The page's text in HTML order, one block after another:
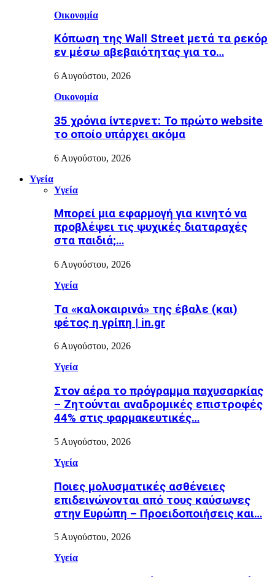
Οικονομία
Κόπωση της Wall Street μετά τα ρεκόρ
εν μέσω αβεβαιότητας για το…
6 Αυγούστου, 2026
Οικονομία
35 χρόνια ίντερνετ: Το πρώτο website
το οποίο υπάρχει ακόμα
6 Αυγούστου, 2026
Υγεία
Υγεία
Μπορεί μια εφαρμογή για κινητό να
προβλέψει τις ψυχικές διαταραχές
στα παιδιά;…
6 Αυγούστου, 2026
Υγεία
Τα «καλοκαιρινά» της έβαλε (και)
φέτος η γρίπη | in.gr
6 Αυγούστου, 2026
Υγεία
Στον αέρα το πρόγραμμα παχυσαρκίας
– Ζητούνται αναδρομικές επιστροφές
44% στις φαρμακευτικές…
5 Αυγούστου, 2026
Υγεία
Ποιες μολυσματικές ασθένειες
επιδεινώνονται από τους καύσωνες
στην Ευρώπη – Προειδοποιήσεις και…
5 Αυγούστου, 2026
Υγεία